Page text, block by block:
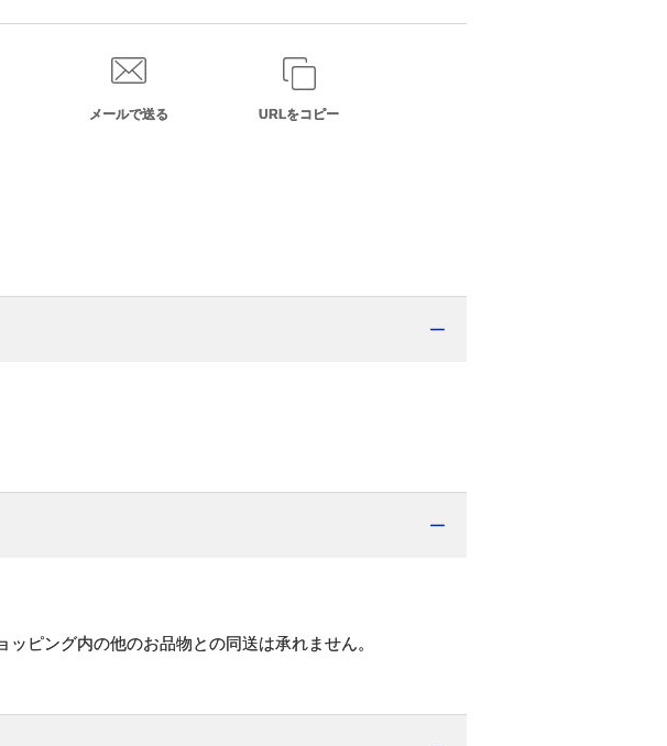
メールで送る URLをコピー
ピング内の他のお品物との同送は承れません。